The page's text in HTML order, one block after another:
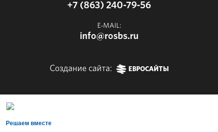
+7 (863) 240-79-56
E-MAIL:
info@rosbs.ru
Создание сайта: ЕВРОСАЙТЫ
Решаем вместе